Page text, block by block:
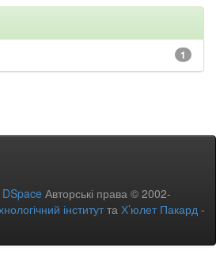
1
Авторські права © 2002-
інститутта Х’юлет Пакард -